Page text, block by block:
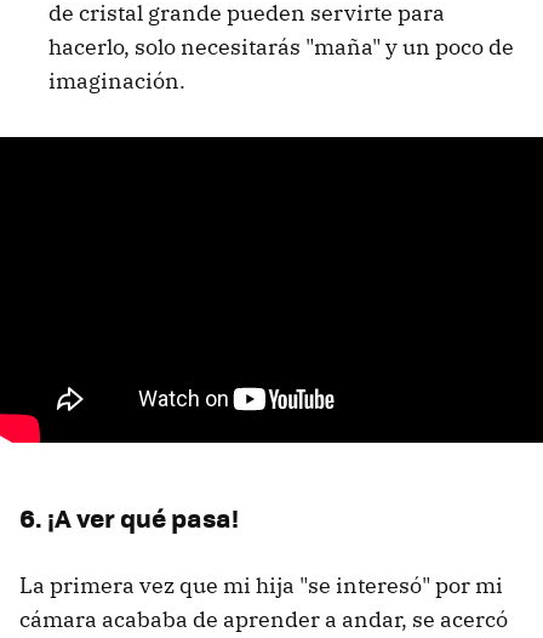
de cristal grande pueden servirte para
hacerlo, solo necesitarás "maña" y un poco de
imaginación.
6. ¡A ver qué pasa!
La primera vez que mi hija "se interesó" por mi
cámara acababa de aprender a andar, se acercó